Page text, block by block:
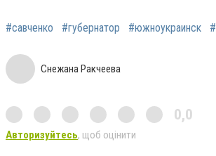
#савченко #губернатор #южноукраинск
Снежана Ракчеева
0,0
Авторизуйтесь, щоб оцінити